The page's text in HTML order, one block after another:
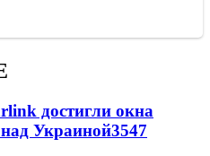
достигли окна
Украиной3547